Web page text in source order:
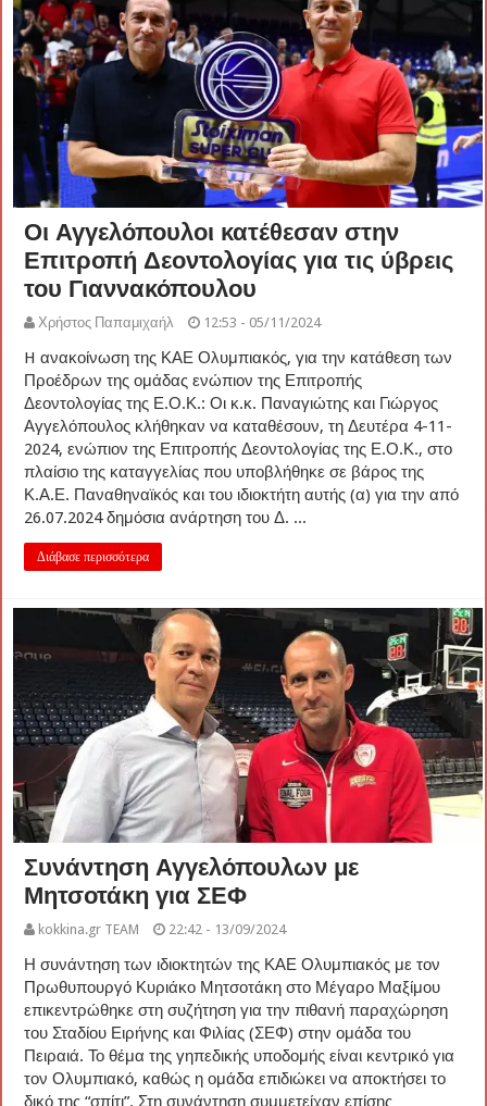
Οι Αγγελόπουλοι κατέθεσαν στην
Επιτροπή Δεοντολογίας για τις ύβρεις
του Γιαννακόπουλου
Χρήστος Παπαμιχαήλ 12:53 - 05/11/2024
H ανακοίνωση της ΚΑΕ Ολυμπιακός, για την κατάθεση των
Προέδρων της ομάδας ενώπιον της Επιτροπής
Δεοντολογίας της Ε.Ο.Κ.: Οι κ.κ. Παναγιώτης και Γιώργος
Αγγελόπουλος κλήθηκαν να καταθέσουν, τη Δευτέρα 4-11-
2024, ενώπιον της Επιτροπής Δεοντολογίας της Ε.Ο.Κ., στο
πλαίσιο της καταγγελίας που υποβλήθηκε σε βάρος της
Κ.Α.Ε. Παναθηναϊκός και του ιδιοκτήτη αυτής (α) για την από
26.07.2024 δημόσια ανάρτηση του Δ. ...
Διάβασε περισσότερα
Συνάντηση Αγγελόπουλων με
Μητσοτάκη για ΣΕΦ
kokkina.gr TEAM 22:42 - 13/09/2024
Η συνάντηση των ιδιοκτητών της ΚΑΕ Ολυμπιακός με τον
Πρωθυπουργό Κυριάκο Μητσοτάκη στο Μέγαρο Μαξίμου
επικεντρώθηκε στη συζήτηση για την πιθανή παραχώρηση
του Σταδίου Ειρήνης και Φιλίας (ΣΕΦ) στην ομάδα του
Πειραιά. Το θέμα της γηπεδικής υποδομής είναι κεντρικό για
τον Ολυμπιακό, καθώς η ομάδα επιδιώκει να αποκτήσει το
δικό της “σπίτι”. Στη συνάντηση συμμετείχαν επίσης